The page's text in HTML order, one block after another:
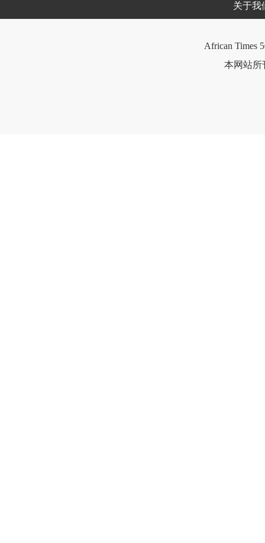
关于我
African Times
本网站所